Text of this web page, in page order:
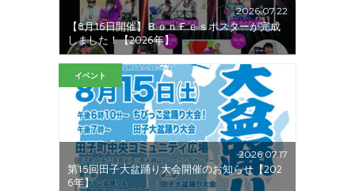
2026.07.22
【8月16日開催】ＢｏｎＦｅｓポスターが完成
しました！【2026年】
イベント
2026.07.17
第15回田子大盆踊り大会開催のお知らせ【202
6年】